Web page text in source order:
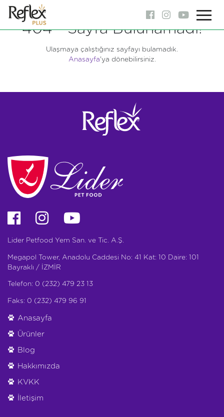
404 - Sayfa Bulunamadı!
Ulaşmaya çalıştığınız sayfayı bulamadık.
Anasayfa'ya dönebilirsiniz.
Lider Petfood Yem San. ve Tic. A.Ş.
Megapol Tower, Anadolu Caddesi No: 41 Kat: 10 Daire: 101
Bayraklı / İZMİR
Telefon: 0 (232) 479 23 13
Faks: 0 (232) 479 96 91
Anasayfa
Ürünler
Blog
Hakkımızda
KVKK
İletişim